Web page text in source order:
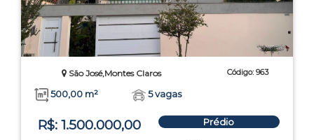
São José,Montes Claros Código: 963
500,00 m² 5 vagas
R$: 1.500.000,00 Prédio